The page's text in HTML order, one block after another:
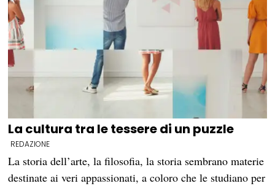
La cultura tra le tessere di un puzzle
REDAZIONE
La storia dell’arte, la filosofia, la storia sembrano materie
destinate ai veri appassionati, a coloro che le studiano per